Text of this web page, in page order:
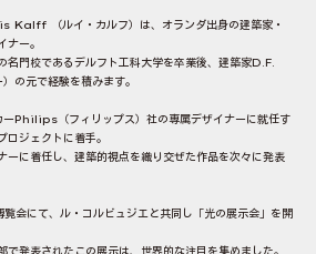
Kalff （ルイ・カルフ）は、オランダ出身の建築家・
ナー。
名門校であるデルフト工科大学を卒業後、建築家D.F.
元で経験を積みます。
Philips（フィリップス）社の専属デザイナーに就任す
ジェクトに着手。
ーに着任し、建築的視点を織り交ぜた作品を次々に発表
会にて、ル・コルビュジエと共同し「光の展示会」を開
で発表されたこの展示は、世界的な注目を集めました。